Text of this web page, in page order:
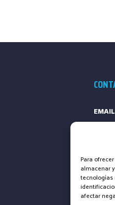
Para
almacenar
tecnologías
afectar